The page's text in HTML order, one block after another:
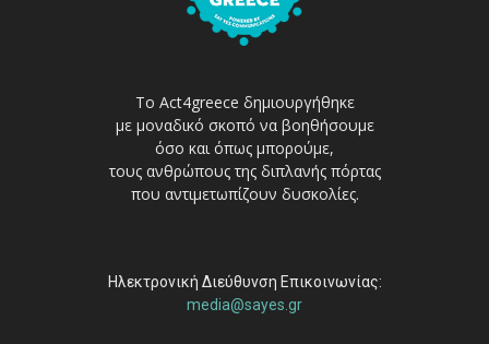
Το Act4greece δημιουργήθηκε
με μοναδικό σκοπό να βοηθήσουμε
όσο και όπως μπορούμε,
τους ανθρώπους της διπλανής πόρτας
που αντιμετωπίζουν δυσκολίες.
Ηλεκτρονική Διεύθυνση Επικοινωνίας:
media@sayes.gr